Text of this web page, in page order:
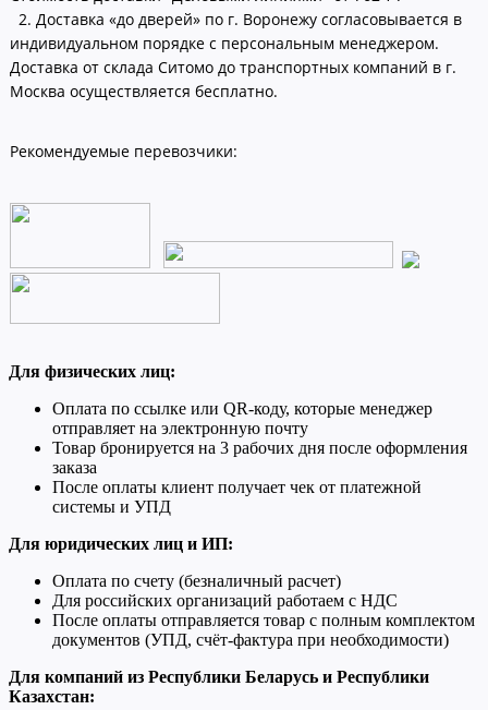
2. Доставка «до дверей» по г. Воронежу согласовывается в
индивидуальном порядке с персональным менеджером.
Доставка от склада Ситомо до транспортных компаний в г.
Москва осуществляется бесплатно.
Рекомендуемые перевозчики:
Для физических лиц:
Оплата по ссылке или QR-коду, которые менеджер
отправляет на электронную почту
Товар бронируется на 3 рабочих дня после оформления
заказа
После оплаты клиент получает чек от платежной
системы и УПД
Для юридических лиц и ИП:
Оплата по счету (безналичный расчет)
Для российских организаций работаем с НДС
После оплаты отправляется товар с полным комплектом
документов (УПД, счёт-фактура при необходимости)
Для компаний из Республики Беларусь и Республики
Казахстан: